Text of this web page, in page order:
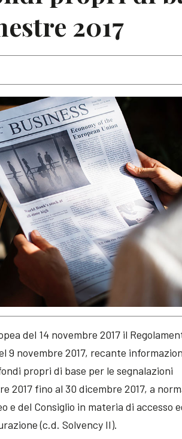
2017
del 14 novembre 2017 il
9 novembre 2017, recante
propri di base per le segnalazioni
fino al 30 dicembre 2017, a
e del Consiglio in materia di accesso
(c.d. Solvency II).